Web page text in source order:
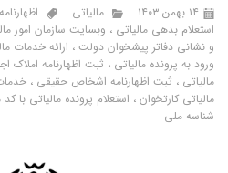
۱۴ بهمن ۱۴۰۳ مالیاتی
استعلام بدهی مالیاتی ، وبسایت سازمان امور
و نشانی دفاتر پیشخوان دولت ، ارائه خدمات
ورود به پرونده مالیاتی ، ثبت اظهارنامه املاک
مالیاتی ، ثبت اظهارنامه اشخاص حقیقی ،
مالیاتی کارتخوان ، استعلام پرونده مالیاتی با
شناسه ملی